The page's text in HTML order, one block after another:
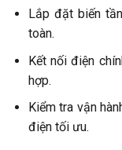
Lắp đặt biến
toàn.
Kết nối điện
hợp.
Kiểm tra vận
điện tối ưu.